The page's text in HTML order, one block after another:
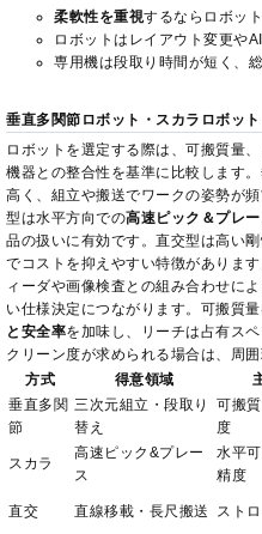
柔軟性を重視するならロボット
ロボットはレイアウト変更や
専用機は段取り時間が短く、
垂直多関節ロボット・スカラロボッ
ロボットを選定する際は、可搬質量
機器との整合性を基準に比較します
高く、組立や搬送でワークの姿勢が
型は水平方向での高速ピック＆プレー
品の扱いに有効です。直交型は高い
でコストを抑えやすい特徴がありま
ィーダや画像検査との組み合わせによ
い仕様決定につながります。可搬質
と安全率を加味し、リーチは占有ス
クリーン度が求められる場合は、周
方式
得意領域
垂直多関
節
三次元組立・段取り
替え
可搬
度
スカラ
高速ピック&プレー
ス
水平
精度
直交 直線移載・長尺搬送 スト